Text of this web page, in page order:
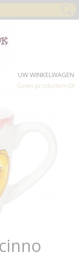
UW WINKELWAGEN
Geen producten (0)